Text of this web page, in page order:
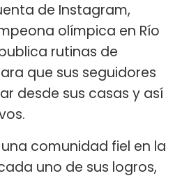
de Instagram,
olímpica en Río
rutinas de
que sus seguidores
desde sus casas y así
comunidad fiel en la
uno de sus logros,